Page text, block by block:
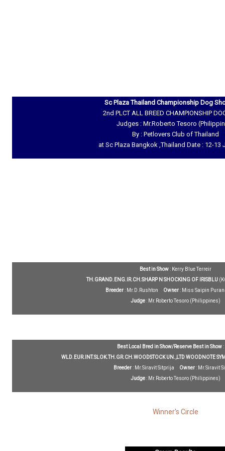
Sc Plaza Thailand Championship Dog
2nd PLCT ALL BREED CHAMPIONSHIP
Judges : Mr.Roberto Tesoro
By : Petlovers Club of Thailand
at Sc Plaza Bangkok ,Thailand Date : 12-13
Best in Show: Kerry Blue Terreir
TH.GRAND.ENG.IR.CH.SHARP N SHOCKING OF IRISBLU
Breeder: Mr.D.Rushton Owner: Miss Saipin
Judge: Mr.Roberto Tesoro (Philippines)
Best Local Bred in Show/Reserve Best in Show:
WLD.EUR.INT.SLOK.TH.GR.CH.WOODSTOCK UN.,LTD WOODNOTE
Breeder: Mr.Siravit Sitprija Owner: Mr.Siravit
Judge: Mr.Roberto Tesoro (Philippines)
Winner's Circle